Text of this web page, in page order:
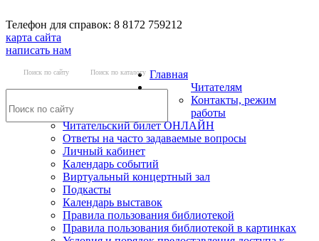
Телефон для справок: 8 8172 759212
карта сайта
написать нам
Поиск по сайту Поиск по каталогу Главная
Читателям
Контакты, режим
работы
Читательский билет ОНЛАЙН
Ответы на часто задаваемые вопросы
Личный кабинет
Календарь событий
Виртуальный концертный зал
Подкасты
Календарь выставок
Правила пользования библиотекой
Правила пользования библиотекой в картинках